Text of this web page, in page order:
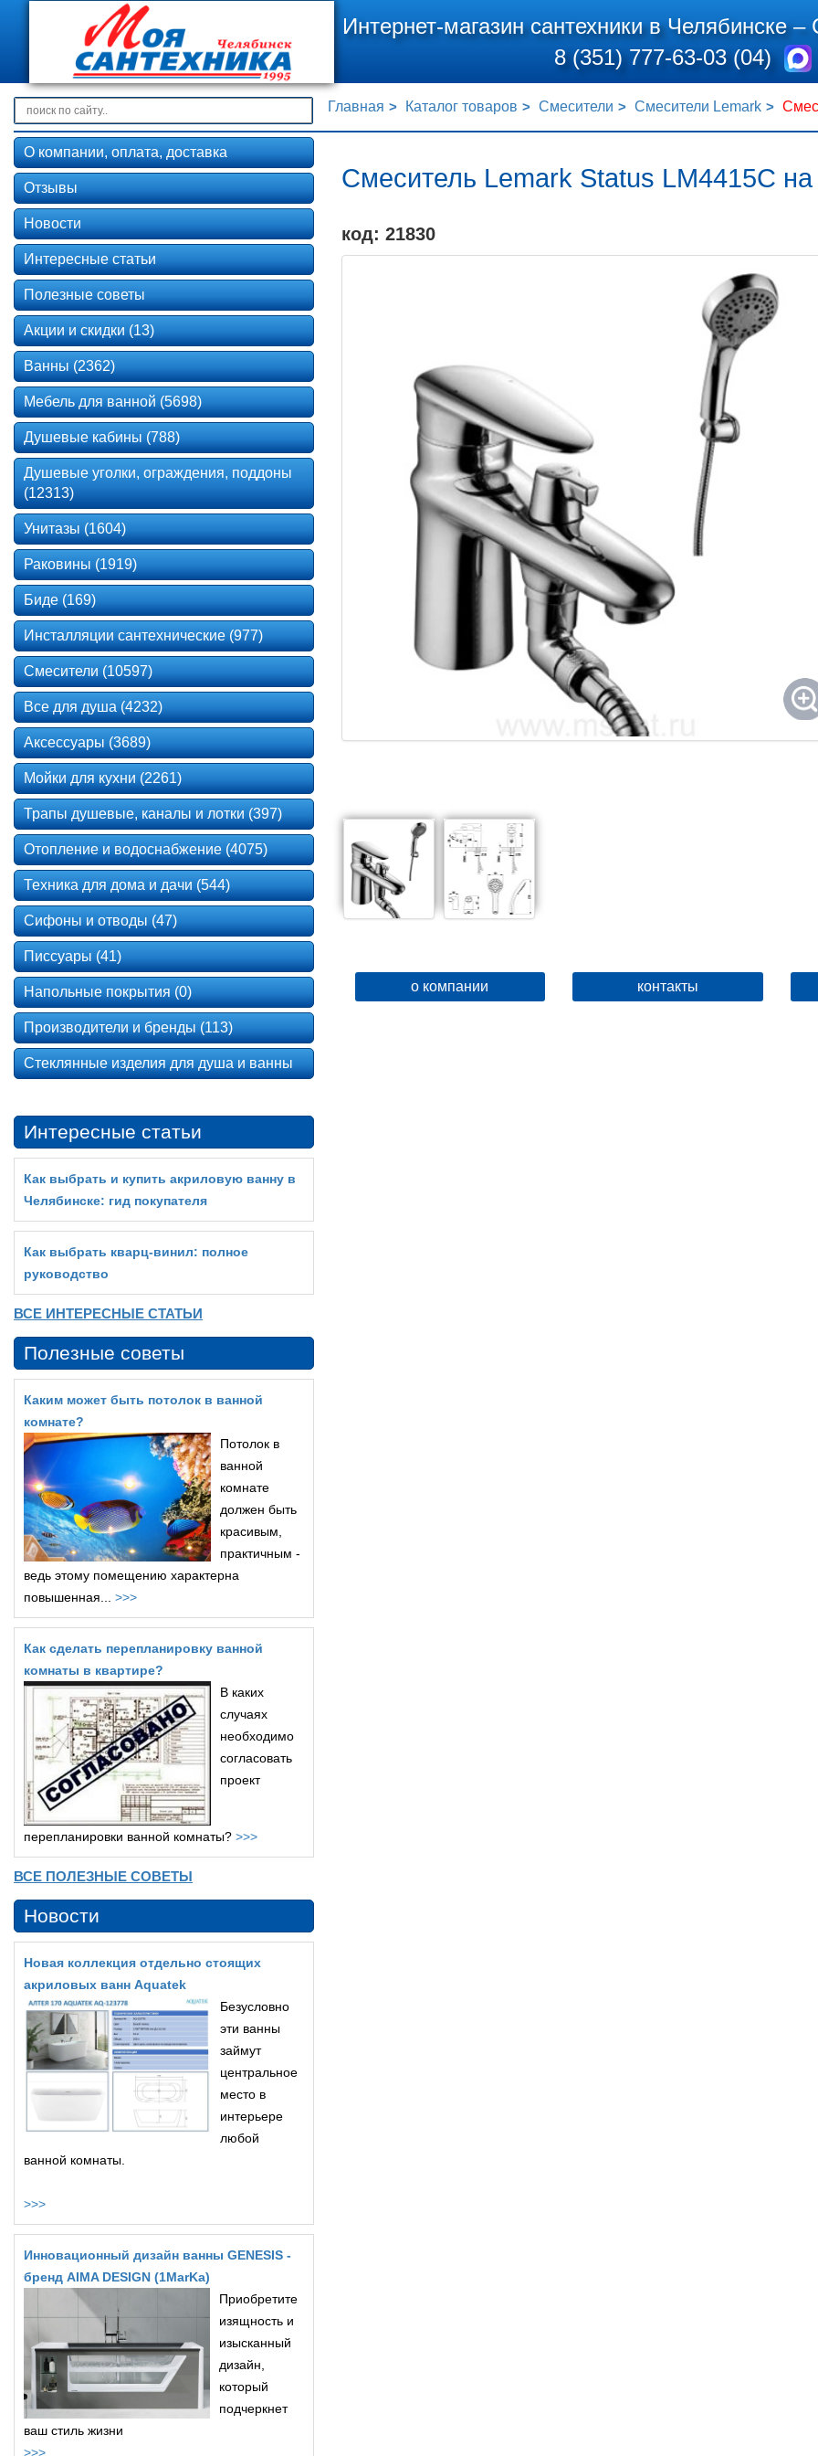
Интернет-магазин сантехники в Челябинске –
8 (351) 777-63-03 (04)
Главная Каталог товаров Смесители Смесители Lemark
Смеситель Lemark Status LM4415C
код: 21830
о компании контакты
О компании, оплата, доставка
Отзывы
Новости
Интересные статьи
Полезные советы
Акции и скидки (13)
Ванны (2362)
Мебель для ванной (5698)
Душевые кабины (788)
Душевые уголки, ограждения, поддоны
(12313)
Унитазы (1604)
Раковины (1919)
Биде (169)
Инсталляции сантехнические (977)
Смесители (10597)
Все для душа (4232)
Аксессуары (3689)
Мойки для кухни (2261)
Трапы душевые, каналы и лотки (397)
Отопление и водоснабжение (4075)
Техника для дома и дачи (544)
Сифоны и отводы (47)
Писсуары (41)
Напольные покрытия (0)
Производители и бренды (113)
Стеклянные изделия для душа и ванны
Интересные статьи
Как выбрать и купить акриловую ванну в
Челябинске: гид покупателя
Как выбрать кварц‑винил: полное
руководство
ВСЕ ИНТЕРЕСНЫЕ СТАТЬИ
Полезные советы
Каким может быть потолок в ванной
комнате?
Потолок в
ванной
комнате
должен быть
красивым,
практичным -
ведь этому помещению характерна
повышенная... >>>
Как сделать перепланировку ванной
комнаты в квартире?
В каких
случаях
необходимо
согласовать
проект
перепланировки ванной комнаты? >>>
ВСЕ ПОЛЕЗНЫЕ СОВЕТЫ
Новости
Новая коллекция отдельно стоящих
акриловых ванн Aquatek
Безусловно
эти ванны
займут
центральное
место в
интерьере
любой
ванной комнаты.
>>>
Инновационный дизайн ванны GENESIS -
бренд AIMA DESIGN (1MarKa)
Приобретите
изящность и
изысканный
дизайн,
который
подчеркнет
ваш стиль жизни
>>>